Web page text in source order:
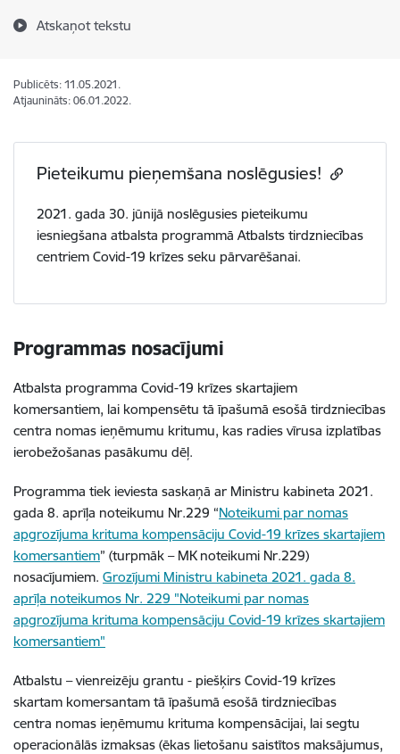
Atskaņot tekstu
Publicēts: 11.05.2021.
Atjaunināts: 06.01.2022.
Pieteikumu pieņemšana noslēgusies!
2021. gada 30. jūnijā noslēgusies pieteikumu
iesniegšana atbalsta programmā Atbalsts tirdzniecības
centriem Covid-19 krīzes seku pārvarēšanai.
Programmas nosacījumi
Atbalsta programma Covid-19 krīzes skartajiem
komersantiem, lai kompensētu tā īpašumā esošā tirdzniecības
centra nomas ieņēmumu kritumu, kas radies vīrusa izplatības
ierobežošanas pasākumu dēļ.
Programma tiek ieviesta saskaņā ar Ministru kabineta 2021.
gada 8. aprīļa noteikumu Nr.229 “Noteikumi par nomas
apgrozījuma krituma kompensāciju Covid-19 krīzes skartajiem
komersantiem” (turpmāk – MK noteikumi Nr.229)
nosacījumiem. Grozījumi Ministru kabineta 2021. gada 8.
aprīļa noteikumos Nr. 229 "Noteikumi par nomas
apgrozījuma krituma kompensāciju Covid-19 krīzes skartajiem
komersantiem"
Atbalstu – vienreizēju grantu - piešķirs Covid-19 krīzes
skartam komersantam tā īpašumā esošā tirdzniecības
centra nomas ieņēmumu krituma kompensācijai, lai segtu
operacionālās izmaksas (ēkas lietošanu saistītos maksājumus,